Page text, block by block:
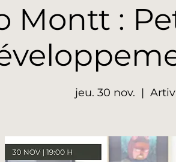
Montt :
jeu. 30 nov.
  |